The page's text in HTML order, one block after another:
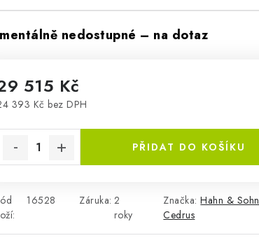
nedostupné – na dotaz
515 Kč
393 Kč bez DPH
PŘIDAT DO KOŠÍKU
16528 Záruka: 2
roky
Značka:Hahn & Sohn
Cedrus